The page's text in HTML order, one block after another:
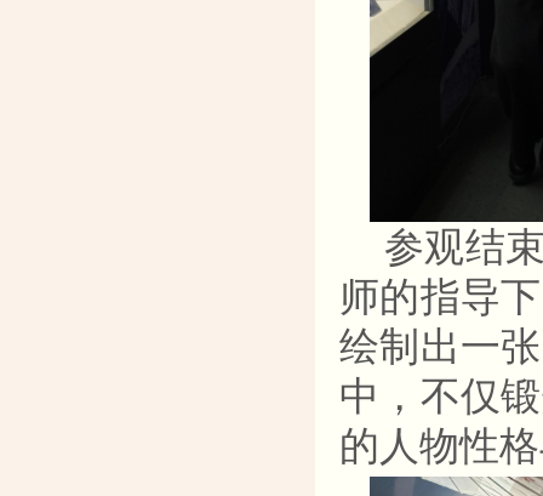
参观结
师的指导
绘制出一
中，不仅
的人物性